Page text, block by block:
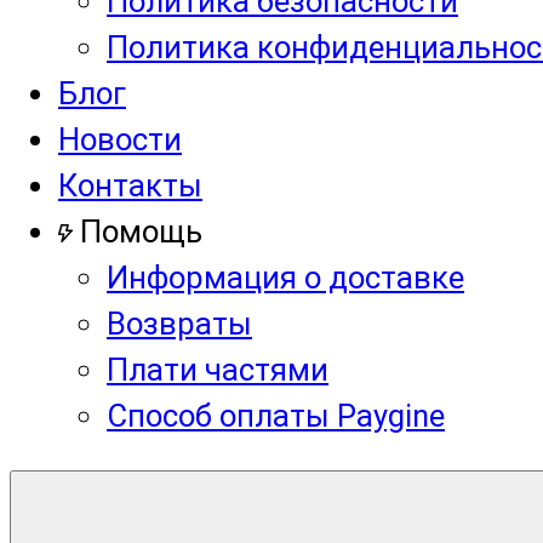
Политика
Блог
Новости
Контакты
Помощь
Информация о доставке
Возвраты
Плати частями
Способ оплаты Paygine